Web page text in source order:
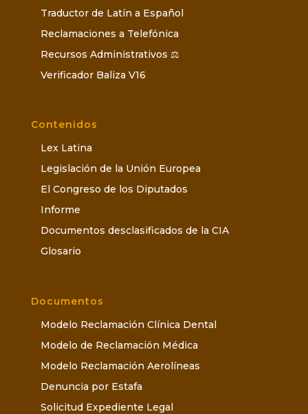
Traductor de Latín a Español
Reclamaciones a Telefónica
Recursos Administrativos ⚖️
Verificador Baliza V16
Contenidos
Lex Latina
Legislación de la Unión Europea
El Congreso de los Diputados
Informe
Documentos desclasificados de la CIA
Glosario
Documentos
Modelo Reclamación Clínica Dental
Modelo de Reclamación Médica
Modelo Reclamación Aerolíneas
Denuncia por Estafa
Solicitud Expediente Legal